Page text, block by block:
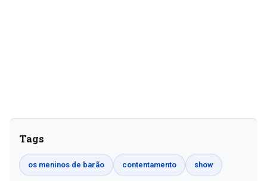
Tags
os meninos de barão contentamento show